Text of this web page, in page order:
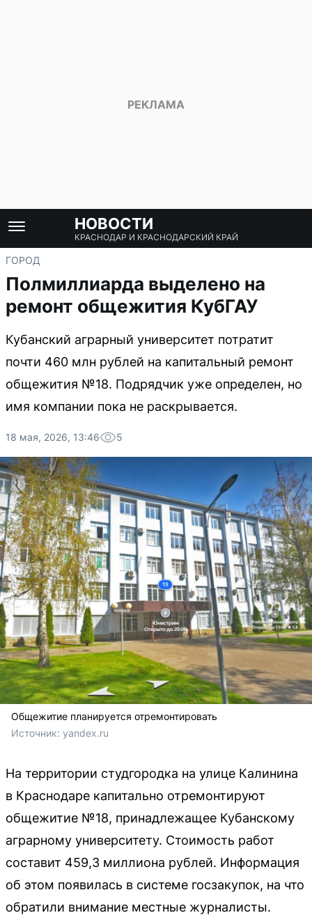
НОВОСТИ
КРАСНОДАР И КРАСНОДАРСКИЙ КРАЙ
ГОРОД
Полмиллиарда выделено на
ремонт общежития КубГАУ
Кубанский аграрный университет потратит
почти 460 млн рублей на капитальный ремонт
общежития №18. Подрядчик уже определен, но
имя компании пока не раскрывается.
18 мая, 2026, 13:46 5
Общежитие планируется отремонтировать
Источник: yandex.ru
На территории студгородка на улице Калинина
в Краснодаре капитально отремонтируют
общежитие №18, принадлежащее Кубанскому
аграрному университету. Стоимость работ
составит 459,3 миллиона рублей. Информация
об этом появилась в системе госзакупок, на что
обратили внимание местные журналисты.